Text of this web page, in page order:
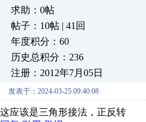
求助：0帖
帖子：10帖 | 41回
年度积分：60
历史总积分：236
注册：2012年7月05日
发表于：2024-03-25 09:40:08
这应该是三角形接法，正反转